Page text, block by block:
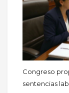
Congreso
sentencias